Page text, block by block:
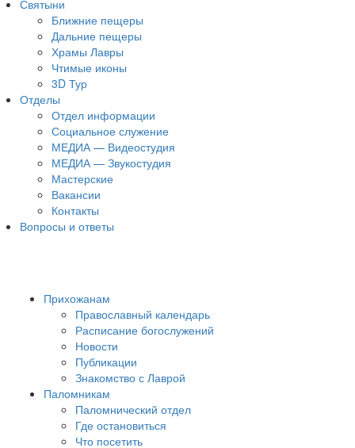
Святыни
Ближние пещеры
Дальние пещеры
Храмы Лавры
Чтимые иконы
3D Тур
Отделы
Отдел информации
Социальное служение
МЕДИА — Видеостудия
МЕДИА — Звукостудия
Мастерские
Вакансии
Контакты
Вопросы и ответы
Прихожанам
Православный календарь
Расписание богослужений
Новости
Публикации
Знакомство с Лаврой
Паломникам
Паломнический отдел
Где остановиться
Что посетить